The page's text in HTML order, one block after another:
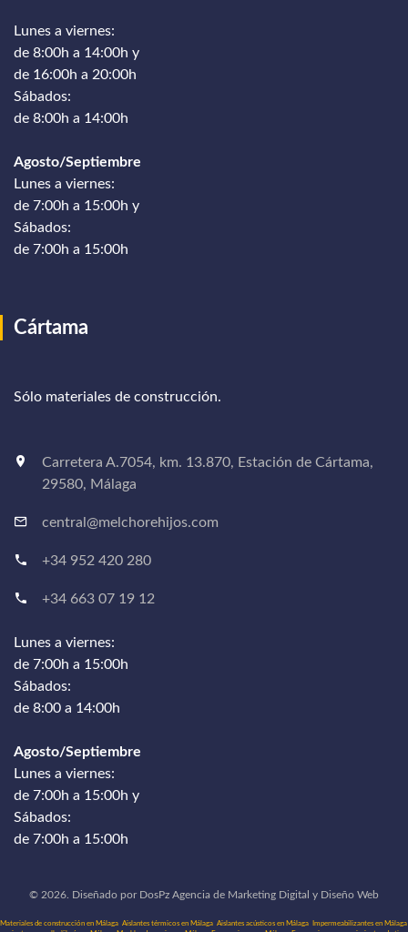
Lunes a viernes:
de 8:00h a 14:00h y
de 16:00h a 20:00h
Sábados:
de 8:00h a 14:00h
Agosto/Septiembre
Lunes a viernes:
de 7:00h a 15:00h y
Sábados:
de 7:00h a 15:00h
Cártama
Sólo materiales de construcción.
Carretera A.7054, km. 13.870, Estación de Cártama,
29580, Málaga
central@melchorehijos.com
+34 952 420 280
+34 663 07 19 12
Lunes a viernes:
de 7:00h a 15:00h
Sábados:
de 8:00 a 14:00h
Agosto/Septiembre
Lunes a viernes:
de 7:00h a 15:00h y
Sábados:
de 7:00h a 15:00h
© 2026 Diseñado por DosPz Agencia de Marketing Digital y Diseño Web
Materiales de construcción en Málaga Aislantes térmicos en Málaga Aislantes acústicos en Málaga
Impermeabilizantes en Málaga